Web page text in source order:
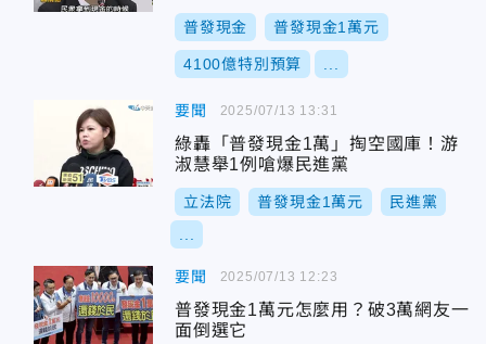
普發現金 普發現金1萬元
4100億特別預算
要聞
綠轟「普發現金1萬」掏空國庫！游
淑慧舉1例嗆爆民進黨
立法院 普發現金1萬元 民進黨
2025/07/13 13:31
要聞
普發現金1萬元怎麼用？破3萬網友一
面倒選它
2025/07/13 12:23